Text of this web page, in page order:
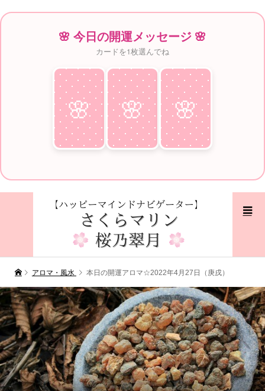
🌸 今日の開運メッセージ 🌸
カードを1枚選んでね
🌸
♥ 🌸
♥ 🌸
♥
アロマ・風水 本日の開運アロマ☆2022年4月27日（庚戌）